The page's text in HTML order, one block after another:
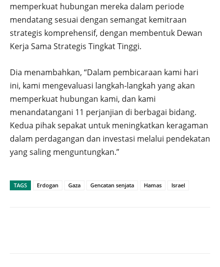
memperkuat hubungan mereka dalam periode
mendatang sesuai dengan semangat kemitraan
strategis komprehensif, dengan membentuk Dewan
Kerja Sama Strategis Tingkat Tinggi.
Dia menambahkan, “Dalam pembicaraan kami hari
ini, kami mengevaluasi langkah-langkah yang akan
memperkuat hubungan kami, dan kami
menandatangani 11 perjanjian di berbagai bidang.
Kedua pihak sepakat untuk meningkatkan keragaman
dalam perdagangan dan investasi melalui pendekatan
yang saling menguntungkan.”
TAGS Erdogan Gaza Gencatan senjata Hamas Israel